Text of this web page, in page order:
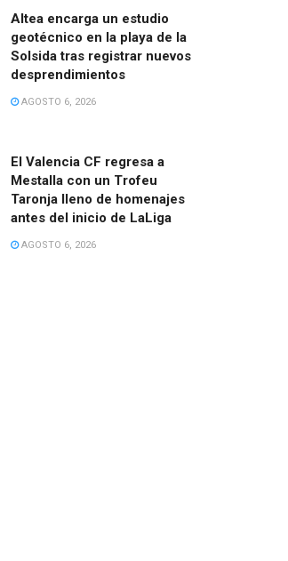
Altea encarga un estudio
geotécnico en la playa de la
Solsida tras registrar nuevos
desprendimientos
AGOSTO 6, 2026
El Valencia CF regresa a
Mestalla con un Trofeu
Taronja lleno de homenajes
antes del inicio de LaLiga
AGOSTO 6, 2026